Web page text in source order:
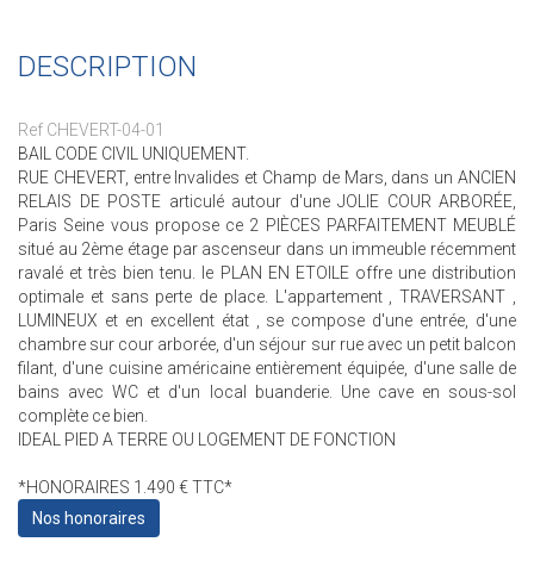
DESCRIPTION
Ref CHEVERT-04-01
BAIL CODE CIVIL UNIQUEMENT.
RUE CHEVERT, entre Invalides et Champ de Mars, dans un ANCIEN
RELAIS DE POSTE articulé autour d'une JOLIE COUR ARBORÉE,
Paris Seine vous propose ce 2 PIÈCES PARFAITEMENT MEUBLÉ
situé au 2ème étage par ascenseur dans un immeuble récemment
ravalé et très bien tenu. le PLAN EN ETOILE offre une distribution
optimale et sans perte de place. L'appartement , TRAVERSANT ,
LUMINEUX et en excellent état , se compose d'une entrée, d'une
chambre sur cour arborée, d'un séjour sur rue avec un petit balcon
filant, d'une cuisine américaine entièrement équipée, d'une salle de
bains avec WC et d'un local buanderie. Une cave en sous-sol
complète ce bien.
IDEAL PIED A TERRE OU LOGEMENT DE FONCTION
*HONORAIRES 1.490 € TTC*
Nos honoraires